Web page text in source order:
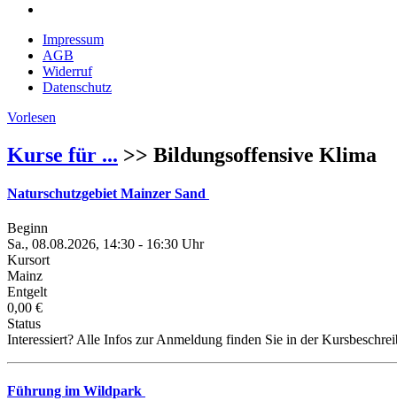
Impressum
AGB
Widerruf
Datenschutz
Vorlesen
Kurse für ... >> Bildungsoffensive Klima
Naturschutzgebiet Mainzer Sand
Beginn
Sa., 08.08.2026, 14:30 - 16:30 Uhr
Kursort
Mainz
Entgelt
0,00 €
Status
Interessiert? Alle Infos zur Anmeldung finden Sie in der
Führung im Wildpark